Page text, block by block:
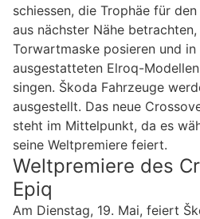
schiessen, die Trophäe für
aus nächster Nähe
Torwartmaske posieren und
ausgestatteten Elroq-
singen. Škoda Fahrzeuge
ausgestellt. Das neue
steht im Mittelpunkt, da es
seine Weltpremiere feiert.
Weltpremiere des
Epiq
Am Dienstag, 19. Mai, feiert